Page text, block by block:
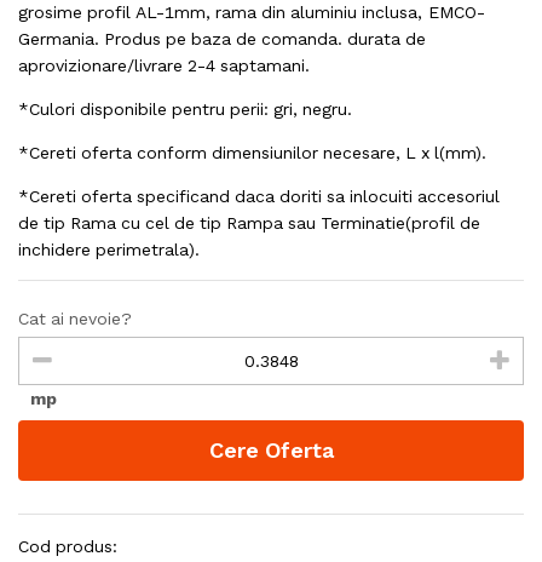
grosime profil AL-1mm, rama din aluminiu inclusa, EMCO-
Germania. Produs pe baza de comanda. durata de
aprovizionare/livrare 2-4 saptamani.
*Culori disponibile pentru perii: gri, negru.
*Cereti oferta conform dimensiunilor necesare, L x l(mm).
*Cereti oferta specificand daca doriti sa inlocuiti accesoriul
de tip Rama cu cel de tip Rampa sau Terminatie(profil de
inchidere perimetrala).
Cat ai nevoie?
mp
Cere Oferta
Cod produs: